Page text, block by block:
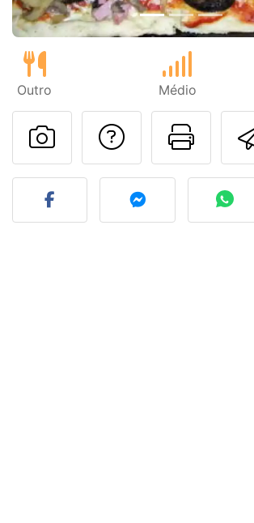
Outro Médio
Falar
Fez esta